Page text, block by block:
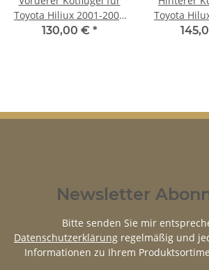
Toyota Hiliux 2001-2005
rechts
130,00 € *
Toyota
Newsletter
Bitte senden Sie mir
Datenschutzerklärung regelmäßig und
Informationen zu Ihrem